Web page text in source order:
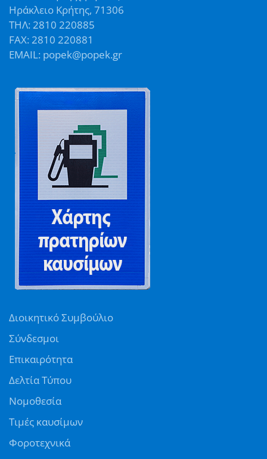
Ηράκλειο Κρήτης, 71306
ΤΗΛ: 2810 220885
FAX: 2810 220881
EMAIL: popek@popek.gr
Διοικητικό Συμβούλιο
Σύνδεσμοι
Επικαιρότητα
Δελτία Τύπου
Νομοθεσία
Τιμές καυσίμων
Φοροτεχνικά